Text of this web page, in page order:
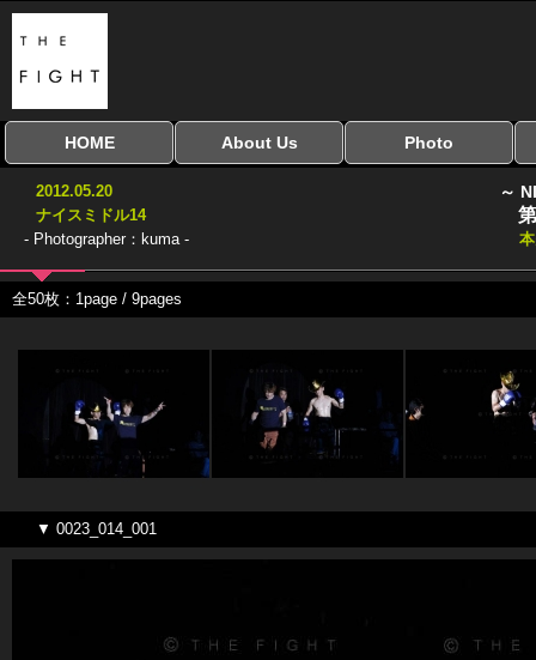
HOME
全興行を表示
ナイスミドル
アマチュアキック
協議会
全日本学生キック
建武館キッズ大会
Bigbang
おやじファイト
About Us Photo
2012.05.20
ナイスミドル14
- Photographer：kuma -
～
全50枚：1page / 9pages
▼ 0023_014_001